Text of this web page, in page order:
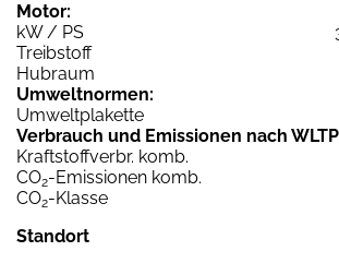
Motor:
kW / PS
Treibstoff
Hubraum
Umweltnormen:
Umweltplakette
Verbrauch und Emissionen nach
Kraftstoffverbr. komb.
CO2-Emissionen komb.
CO2-Klasse
Standort